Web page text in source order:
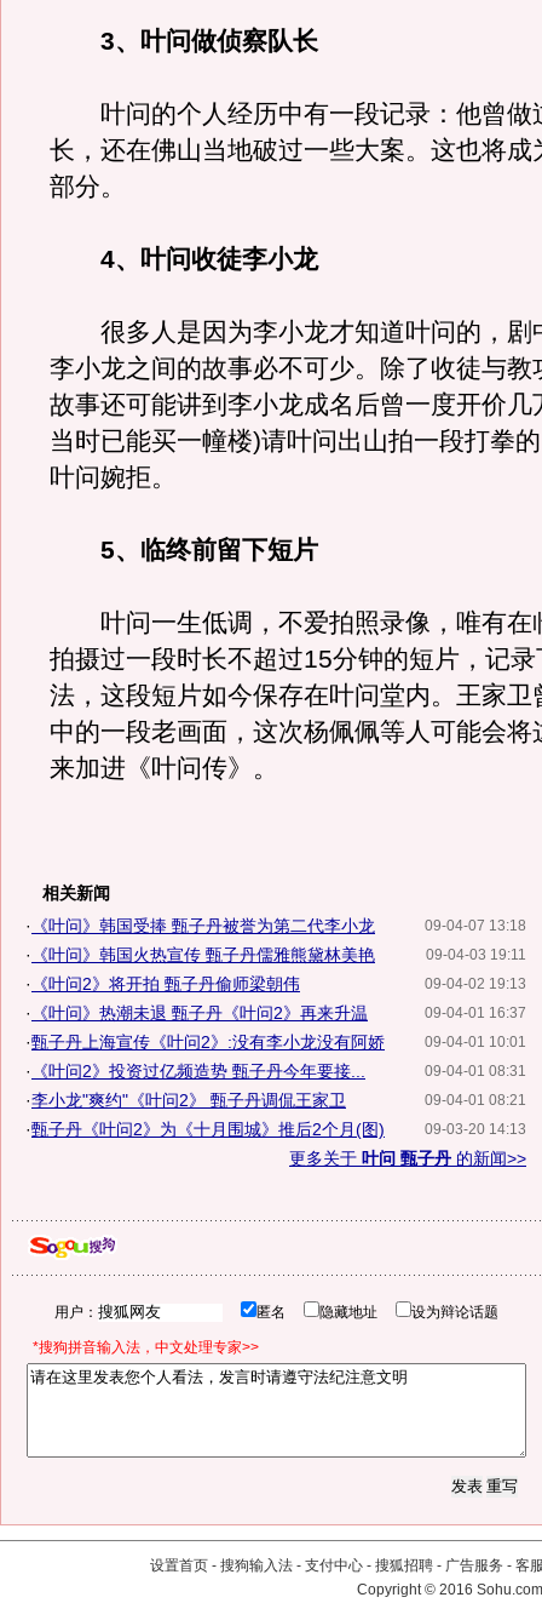
3、叶问做侦察队长
叶问的个人经历中有一段记录：他曾做
长，还在佛山当地破过一些大案。这也将成
部分。
4、叶问收徒李小龙
很多人是因为李小龙才知道叶问的，剧
李小龙之间的故事必不可少。除了收徒与教
故事还可能讲到李小龙成名后曾一度开价几
当时已能买一幢楼)请叶问出山拍一段打拳
叶问婉拒。
5、临终前留下短片
叶问一生低调，不爱拍照录像，唯有在
拍摄过一段时长不超过15分钟的短片，记
法，这段短片如今保存在叶问堂内。王家卫
中的一段老画面，这次杨佩佩等人可能会将
来加进《叶问传》。
相关新闻
09-04-07 13:18
· 《叶问》韩国受捧 甄子丹被誉为第二代李小龙
09-04-03 19:11
· 《叶问》韩国火热宣传 甄子丹儒雅熊黛林美艳
09-04-02 19:13
· 《叶问2》将开拍 甄子丹偷师梁朝伟
09-04-01 16:37
· 《叶问》热潮未退 甄子丹《叶问2》再来升温
09-04-01 10:01
·甄子丹上海宣传《叶问2》:没有李小龙没有阿娇
09-04-01 08:31
· 《叶问2》投资过亿频造势 甄子丹今年要接...
09-04-01 08:21
·李小龙"爽约"《叶问2》 甄子丹调侃王家卫
09-03-20 14:13
·甄子丹《叶问2》为《十月围城》推后2个月(图)
更多关于 叶问 甄子丹 的新闻>>
用户： 匿名 隐藏地址 设为辩论话题
*搜狗拼音输入法，中文处理专家>>
设置首页 - 搜狗输入法 - 支付中心 - 搜狐招聘 - 广告服务 - 客
Copyright©2016